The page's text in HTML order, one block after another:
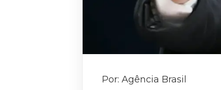
Por: Agência Brasil